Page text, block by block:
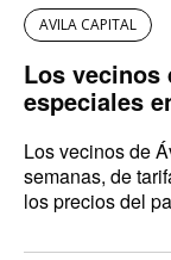
AVILA CAPITAL
Los vecinos
especiales
Los vecinos de
semanas, de
los precios del